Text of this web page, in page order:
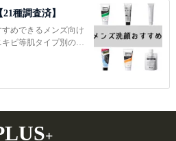
種調査済】
めできるメンズ向け
ビ等肌タイプ別のお
すめ出来る商品を紹介
総合サイトを目指し
+